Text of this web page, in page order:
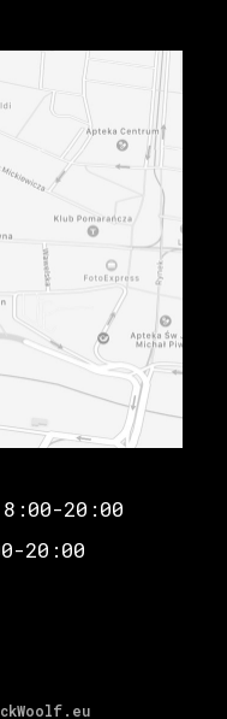
20:00
20:00